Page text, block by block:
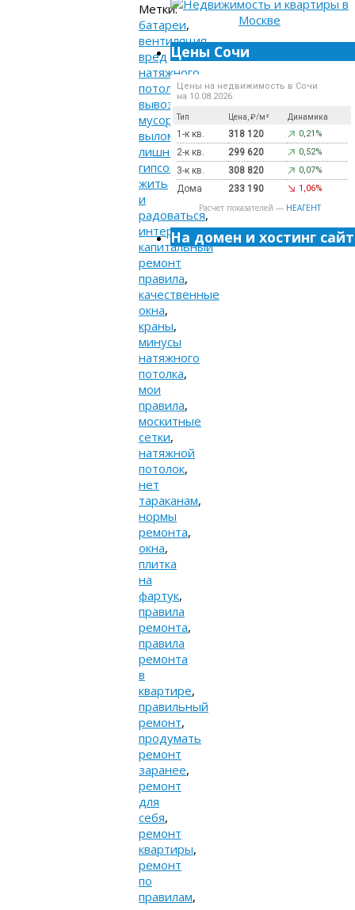
Метки:
батареи,
вентиляция,
вред
натяжного
потолка,
вывоз
мусора,
выломать
лишнее,
гипсокартон
жить
и
радоваться,
интернет,
капитальный
ремонт
правила,
качественные
окна,
краны,
минусы
натяжного
потолка,
мои
правила,
москитные
сетки,
натяжной
потолок,
нет
тараканам,
нормы
ремонта,
окна,
плитка
на
фартук,
правила
ремонта,
правила
ремонта
в
квартире,
правильный
ремонт,
продумать
ремонт
заранее,
ремонт
для
себя,
ремонт
квартиры,
ремонт
по
правилам,
Цены Сочи
Цены на недвижимость в Сочи
на 10.08.2026
Тип Цена, ₽/м² Динамика
1-к кв. 318 120 0,21%
2-к кв. 299 620 0,52%
3-к кв. 308 820 0,07%
Дома 233 190 1,06%
Расчет показателей — НЕАГЕНТ
На домен и хостинг